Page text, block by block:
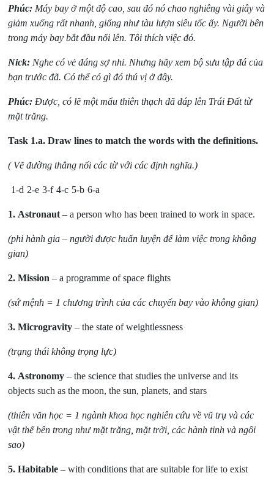
Phúc: Máy bay ở một độ cao, sau đó nó chao nghiêng vài giây và
giảm xuống rất nhanh, giống như tàu lượn siêu tốc ấy. Người bên
trong máy bay bắt đầu nổi lên. Tôi thích việc đó.
Nick: Nghe có vẻ đáng sợ nhỉ. Nhưng hãy xem bộ sưu tập đá của
bạn trước đã. Có thể có gì đó thú vị ở đây.
Phúc: Được, có lẽ một mẩu thiên thạch đã đáp lên Trái Đất từ
mặt trăng.
Task 1.a.Draw lines to match the words with the definitions.
( Vẽ đường thẳng nối các từ với các định nghĩa.)
1-d 2-e 3-f 4-c 5-b 6-a
1. Astronaut – a person who has been trained to work in space.
(phi hành gia – người được huấn luyện để làm việc trong không
gian)
2. Mission – a programme of space flights
(sứ mệnh = 1 chương trình của các chuyến bay vào không gian)
3. Microgravity – the state of weightlessness
(trạng thái không trọng lực)
4. Astronomy – the science that studies the universe and its
objects such as the moon, the sun, planets, and stars
(thiên văn học = 1 ngành khoa học nghiên cứu về vũ trụ và các
vật thể bên trong như mặt trăng, mặt trời, các hành tinh và ngôi
sao)
5. Habitable – with conditions that are suitable for life to exist